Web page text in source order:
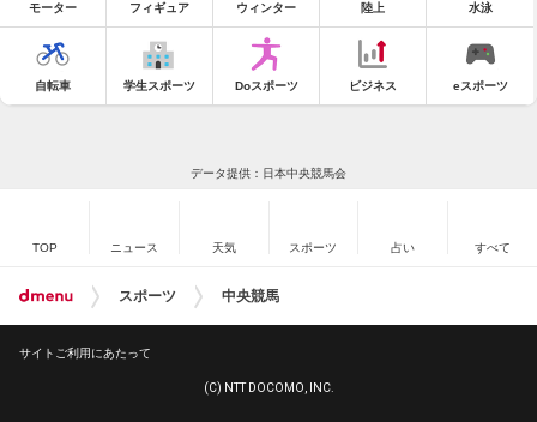
モーター フィギュア ウィンター 陸上 水泳
自転車 学生スポーツ Doスポーツ ビジネス eスポーツ
データ提供：日本中央競馬会
TOP ニュース 天気 スポーツ 占い すべて
スポーツ 中央競馬
サイトご利用にあたって
(C) NTT DOCOMO, INC.